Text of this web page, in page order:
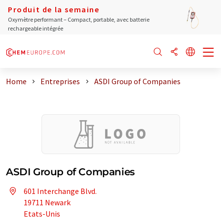
Produit de la semaine
Oxymètre performant – Compact, portable, avec batterie
rechargeable intégrée
Home Entreprises ASDI Group of Companies
ASDI Group of Companies
601 Interchange Blvd.
19711 Newark
Etats-Unis